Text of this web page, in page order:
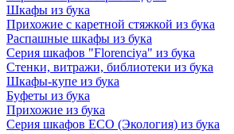
Шкафы из бука
Прихожие с каретной стяжкой из бука
Распашные шкафы из бука
Серия шкафов "Florenciya" из бука
Стенки, витражи, библиотеки из бука
Шкафы-купе из бука
Буфеты из бука
Прихожие из бука
Серия шкафов ECO (Экология) из бука